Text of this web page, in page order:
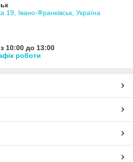
19, Івано-Франківськ, Україна
10:00 до 13:00
роботи